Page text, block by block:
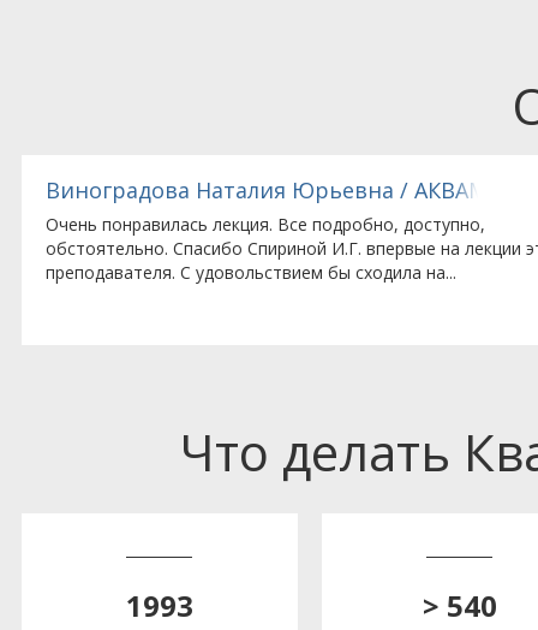
Виноградова Наталия Юрьевна /
Очень понравилась лекция. Все подробно, доступно,
обстоятельно. Спасибо Спириной И.Г. впервые на лекции
преподавателя. С удовольствием бы сходила на...
Что делать
1993 > 540